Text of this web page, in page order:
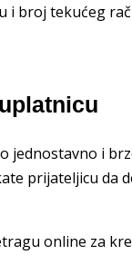
i broj tekućeg
jednostavno i
prijateljicu da
online za